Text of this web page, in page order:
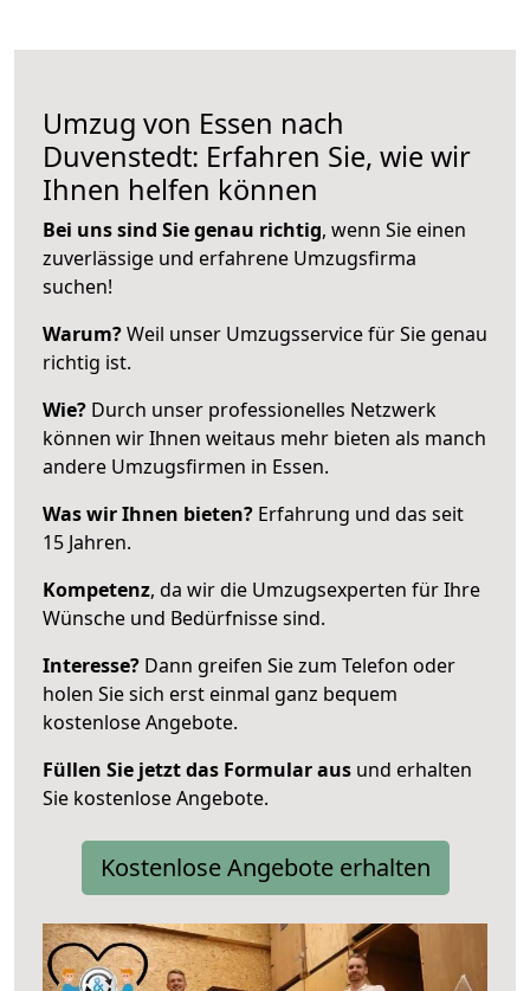
Umzug von Essen nach
Duvenstedt: Erfahren Sie, wie wir
Ihnen helfen können
Bei uns sind Sie genau richtig, wenn Sie einen
zuverlässige und erfahrene Umzugsfirma
suchen!
Warum?Weil unser Umzugsservice für Sie genau
richtig ist.
Wie? Durch unser professionelles Netzwerk
können wir Ihnen weitaus mehr bieten als manch
andere Umzugsfirmen in Essen.
Was wir Ihnen bieten? Erfahrung und das seit
15 Jahren.
Kompetenz, da wir die Umzugsexperten für Ihre
Wünsche und Bedürfnisse sind.
Interesse? Dann greifen Sie zum Telefon oder
holen Sie sich erst einmal ganz bequem
kostenlose Angebote.
Füllen Sie jetzt das Formular aus und erhalten
Sie kostenlose Angebote.
Kostenlose Angebote erhalten